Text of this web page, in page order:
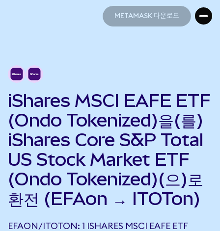
METAMASK 다운로드
iShares MSCI EAFE ETF
(Ondo Tokenized)을(를)
iShares Core S&P Total
US Stock Market ETF
(Ondo Tokenized)(으)로
환전 (EFAon → ITOTon)
EFAON/ITOTON: 1 ISHARES MSCI EAFE ETF